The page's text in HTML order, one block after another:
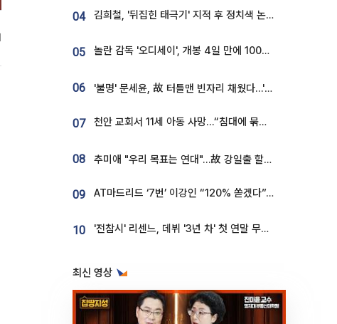
04 김희철, '뒤집힌 태극기' 지적 후 정치색 논란…"좌우 떠나 우리나라 국기"
05 놀란 감독 '오디세이', 개봉 4일 만에 100만 돌파⋯'왕사남' 보다 빠르다
06 '불명' 문세윤, 故 터틀맨 빈자리 채웠다…'거북이' 눈물의 최종 우승
07 천안 교회서 11세 아동 사망…“침대에 묶여 있었다” 진술 확보
08 추미애 "우리 목표는 연대"…故 강일출 할머니 흉상 제막
09 AT마드리드 ‘7번’ 이강인 “120% 쏟겠다”⋯시메오네 감독 “필요한 선수”
10 '전참시' 리센느, 데뷔 '3년 차' 첫 연말 무대 오른다⋯"그동안 섭외 안 와"
최신 영상